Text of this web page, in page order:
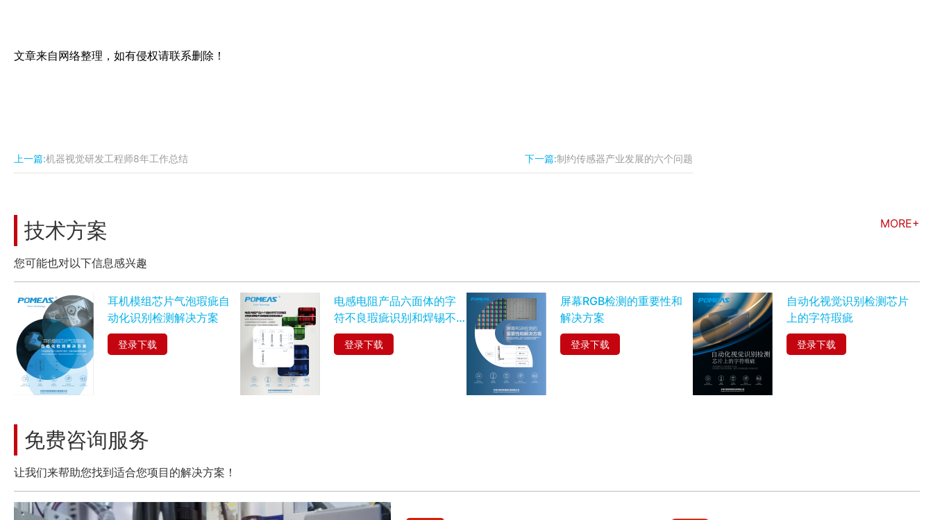
文章来自网络整理，如有侵权请联系删除！
上一篇:机器视觉研发工程师8年工作总结 下一篇:制约传感器产业发展的六个问题
技术方案 MORE+
您可能也对以下信息感兴趣
耳机模组芯片气泡瑕疵自
动化识别检测解决方案
登录下载
电感电阻产品六面体的字
符不良瑕疵识别和焊锡不
良瑕疵检测项目难点
登录下载
屏幕RGB检测的重要性和
解决方案
登录下载
自动化视觉识别检测芯片
上的字符瑕疵
登录下载
免费咨询服务
让我们来帮助您找到适合您项目的解决方案！